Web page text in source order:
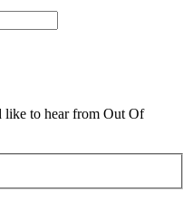
like to hear from Out Of